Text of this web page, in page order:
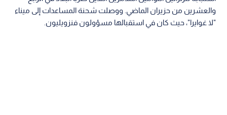
والعشرين من حزيران الماضي. ووصلت شحنة المساعدات إلى ميناء
"لا غوايرا"، حيث كان في استقبالها مسؤولون فنزويليون.